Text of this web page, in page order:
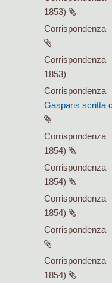
1853)
Corrispondenza
Corrispondenza
1853)
Corrispondenza
Gasparis scritta
Corrispondenza
1854)
Corrispondenza
1854)
Corrispondenza
1854)
Corrispondenza
Corrispondenza
1854)